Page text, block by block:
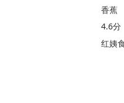
香蕉
4.6分
红姨